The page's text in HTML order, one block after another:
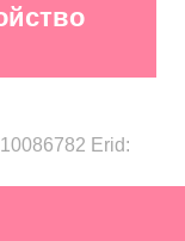
Erid: